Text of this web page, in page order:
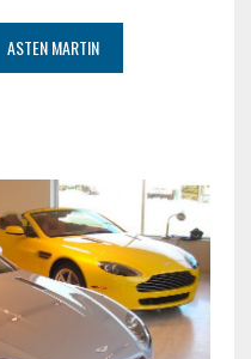
ASTEN MARTIN